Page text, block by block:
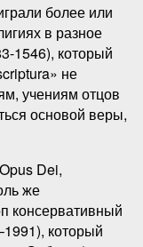
более или
в разное
1546), который
не
учениям отцов
основой веры,
Dei,
же
консервативный
который